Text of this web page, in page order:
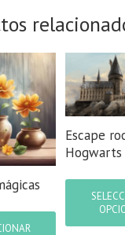
producto
Escape
Hogwarts